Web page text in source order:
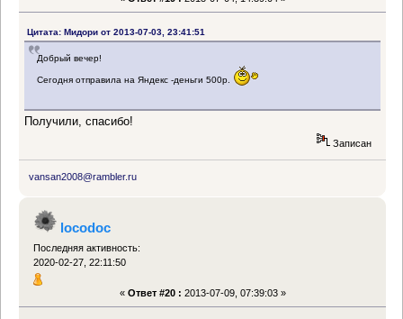
Цитата: Мидори от 2013-07-03, 23:41:51
Добрый вечер!
Сегодня отправила на Яндекс -деньги 500р.
Получили, спасибо!
Записан
vansan2008@rambler.ru
locodoc
Последняя активность:
2020-02-27, 22:11:50
« Ответ #20 : 2013-07-09, 07:39:03 »